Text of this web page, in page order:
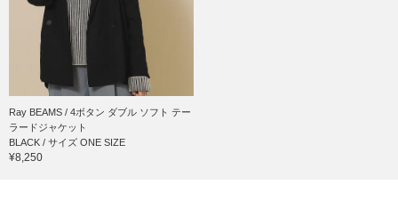
Ray BEAMS / 4ボタン ダブル ソフト テー
ラードジャケット
BLACK / サイズ ONE SIZE
¥8,250